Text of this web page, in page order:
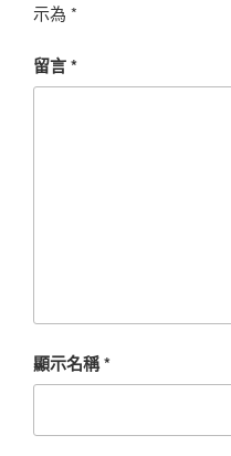
示為 *
留言*
顯示名稱*